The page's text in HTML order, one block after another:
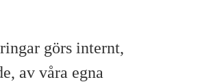
görs internt,
av våra egna